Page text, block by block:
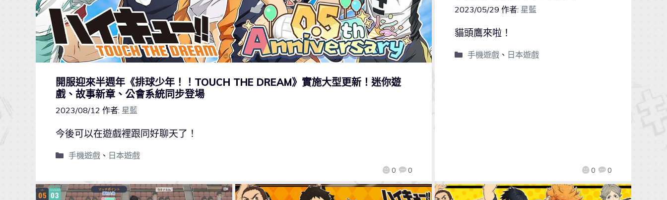
開服迎來半週年《排球少年！！TOUCH THE DREAM》實施大型更新！迷你遊
戲、故事新章、公會系統同步登場
2023/08/12 作者: 星藍
0 0
今後可以在遊戲裡跟同好聊天了！
手機遊戲、 日本遊戲
2023/05/29 作者: 星藍
0 0
貓頭鷹來啦！
手機遊戲、 日本遊戲